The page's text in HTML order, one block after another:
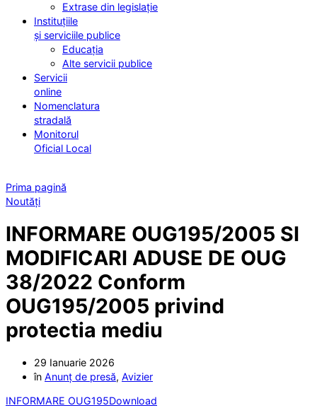
Extrase din legislație
Instituțiile
și serviciile publice
Educația
Alte servicii publice
Servicii
online
Nomenclatura
stradală
Monitorul
Oficial Local
Prima pagină
Noutăți
INFORMARE OUG195/2005 SI
MODIFICARI ADUSE DE OUG
38/2022 Conform
OUG195/2005 privind
protectia mediu
29 Ianuarie 2026
în Anunț de presă, Avizier
INFORMARE OUG195Download